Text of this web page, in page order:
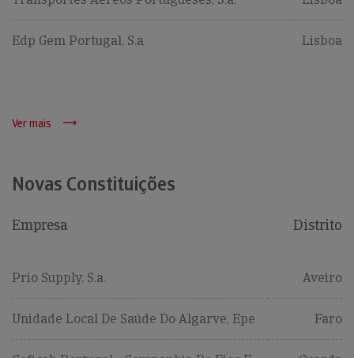
Edp Gem Portugal, S.a Lisboa
Ver mais
Novas Constituições
Empresa Distrito
Prio Supply, S.a. Aveiro
Unidade Local De Saúde Do Algarve, Epe Faro